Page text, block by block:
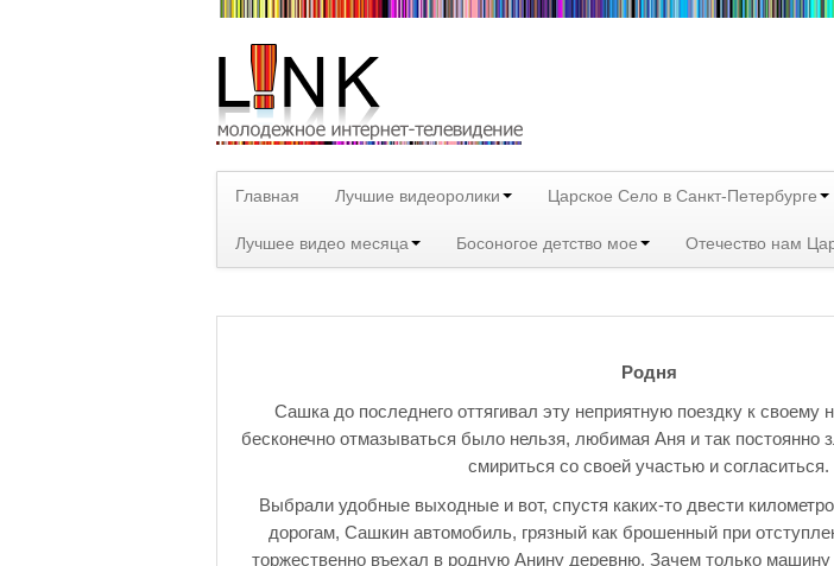
Главная Лучшие видеоролики Царское Село в Санкт-Петербурге
Лучшее видео месяца Босоногое детство мое Отечество нам
Родня
Сашка до последнего оттягивал эту неприятную поездку к своему
бесконечно отмазываться было нельзя, любимая Аня и так постоянно
смириться со своей участью и согласиться.
Выбрали удобные выходные и вот, спустя каких-то двести
дорогам, Сашкин автомобиль, грязный как брошенный при
торжественно въехал в родную Анину деревню. Зачем только